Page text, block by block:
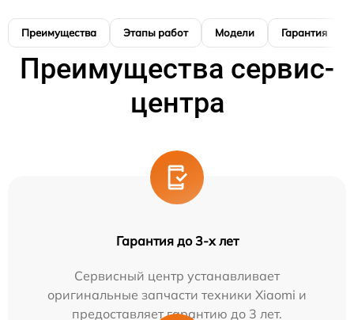
Преимущества Этапы работ Модели Гарантия
Преимущества сервис-
центра
Гарантия до 3-х лет
Сервисный центр устанавливает
оригинальные запчасти техники Xiaomi и
предоставляет гарантию до 3 лет.